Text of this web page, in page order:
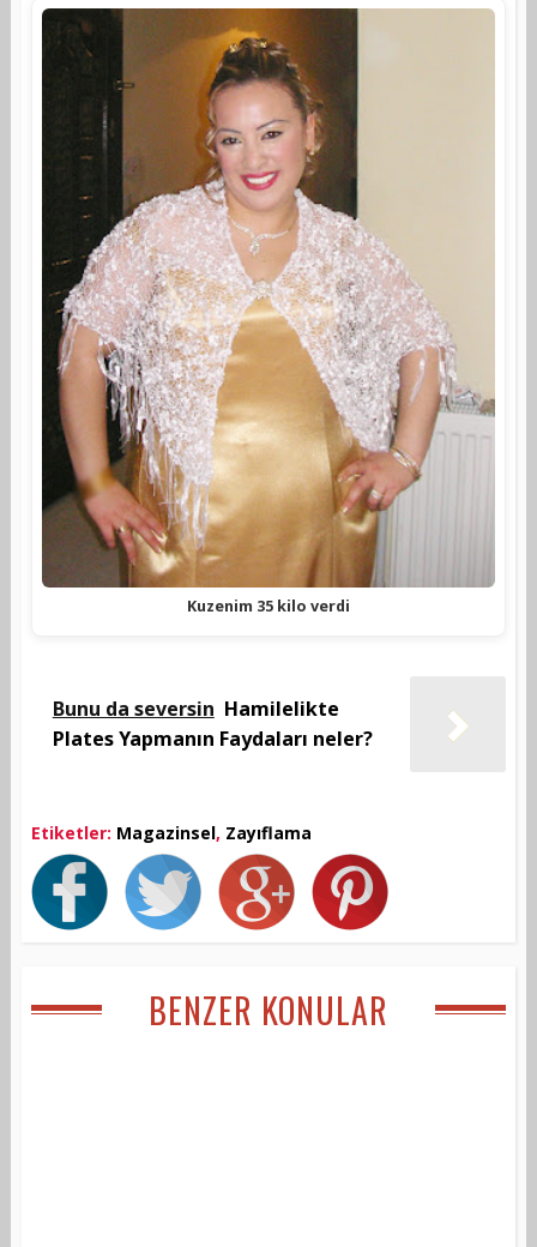
Kuzenim 35 kilo verdi
Bunu da seversin Hamilelikte
Plates Yapmanın Faydaları neler?
Etiketler: Magazinsel, Zayıflama
BENZER KONULAR